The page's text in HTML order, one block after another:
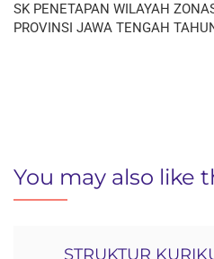
SK PENETAPAN WILAYAH
PROVINSI JAWA TENGAH
You may also like
STRUKTUR